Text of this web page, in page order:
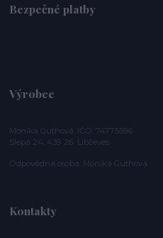
Bezpečné platby
Výrobce
Monika Guthová, IČO: 74775596
Slepá 24, 439 26 Libčeves
Odpovědná osoba: Monika Guthová
Kontakty